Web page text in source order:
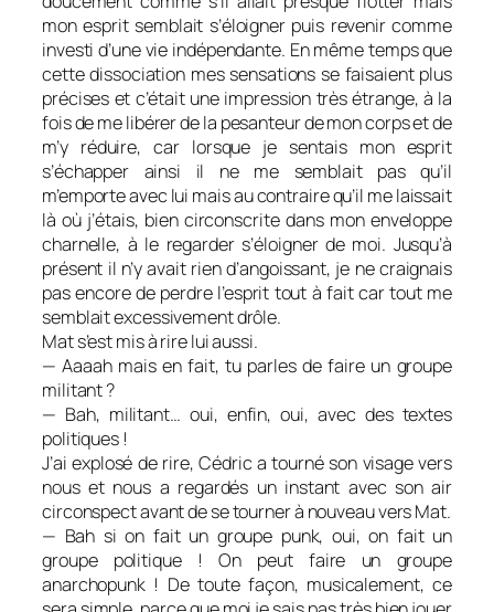
mon esprit semblait s’éloigner puis revenir comme
investi d’une vie indépendante. En même temps que
cette dissociation mes sensations se faisaient plus
précises et c’était une impression très étrange, à la
fois de me libérer de la pesanteur de mon corps et de
m’y réduire, car lorsque je sentais mon esprit
s’échapper ainsi il ne me semblait pas qu’il
m’emporte avec lui mais au contraire qu’il me laissait
là où j’étais, bien circonscrite dans mon enveloppe
charnelle, à le regarder s’éloigner de moi. Jusqu’à
présent il n’y avait rien d’angoissant, je ne craignais
pas encore de perdre l’esprit tout à fait car tout me
semblait excessivement drôle.
Mat s’est mis à rire lui aussi.
— Aaaah mais en fait, tu parles de faire un groupe
militant ?
— Bah, militant… oui, enfin, oui, avec des textes
politiques !
J’ai explosé de rire, Cédric a tourné son visage vers
nous et nous a regardés un instant avec son air
circonspect avant de se tourner à nouveau vers Mat.
— Bah si on fait un groupe punk, oui, on fait un
groupe politique ! On peut faire un groupe
anarchopunk ! De toute façon, musicalement, ce